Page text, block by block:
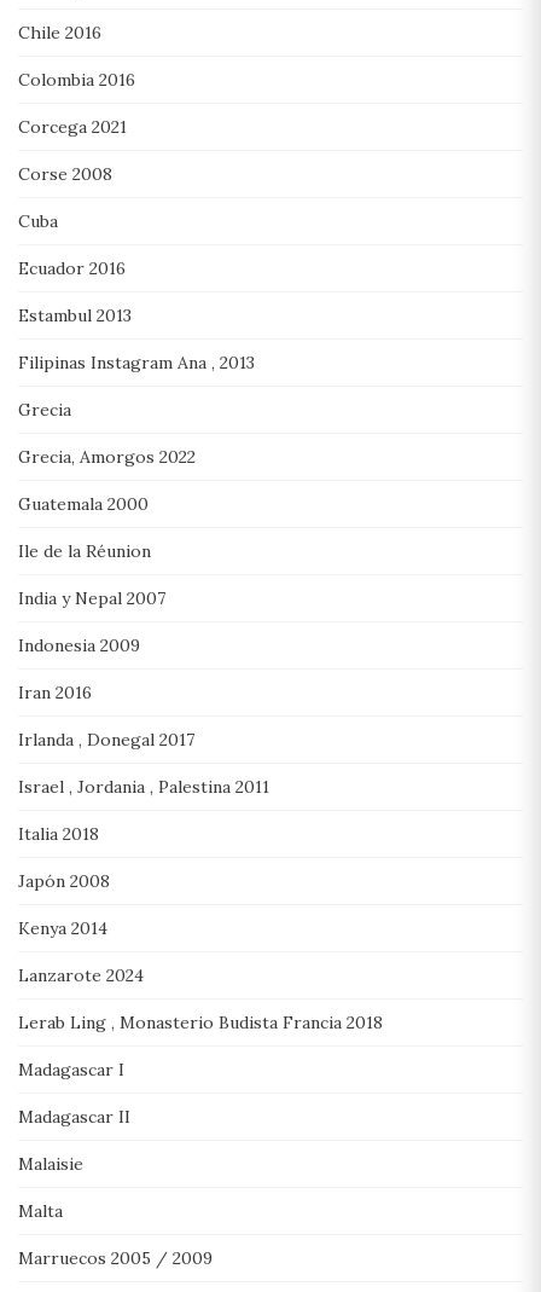
Chile 2016
Colombia 2016
Corcega 2021
Corse 2008
Cuba
Ecuador 2016
Estambul 2013
Filipinas Instagram Ana , 2013
Grecia
Grecia, Amorgos 2022
Guatemala 2000
Ile de la Réunion
India y Nepal 2007
Indonesia 2009
Iran 2016
Irlanda , Donegal 2017
Israel , Jordania , Palestina 2011
Italia 2018
Japón 2008
Kenya 2014
Lanzarote 2024
Lerab Ling , Monasterio Budista Francia 2018
Madagascar I
Madagascar II
Malaisie
Malta
Marruecos 2005 / 2009